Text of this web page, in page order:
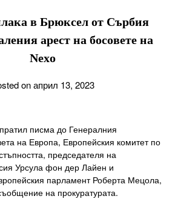
в Брюксел от Сърбия
арест на босовете на
Nexo
on април 13, 2023
писма до Генералния
на Европа, Европейския комитет по
председателя на
Урсула фон дер Лайен и
парламент Роберта Мецола,
на прокуратурата.